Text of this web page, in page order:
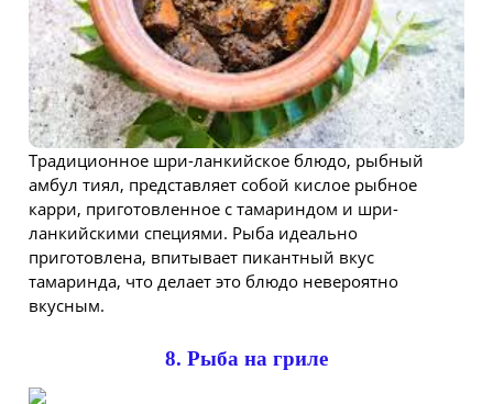
Традиционное шри-ланкийское блюдо, рыбный
амбул тиял, представляет собой кислое рыбное
карри, приготовленное с тамариндом и шри-
ланкийскими специями. Рыба идеально
приготовлена, впитывает пикантный вкус
тамаринда, что делает это блюдо невероятно
вкусным.
8. Рыба на гриле